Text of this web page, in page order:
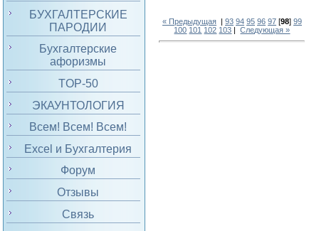
БУХГАЛТЕРСКИЕ
ПАРОДИИ
Бухгалтерские
афоризмы
TOP-50
ЭКАУНТОЛОГИЯ
Всем! Всем! Всем!
Excel и Бухгалтерия
Форум
Отзывы
Связь
« Предыдущая| 93 94 95 96 97[98] 99
100 101 102 103 |Следующая »